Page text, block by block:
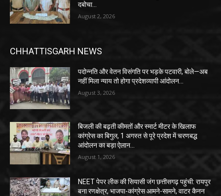
दबोचा…
August 2, 2026
CHHATTISGARH NEWS
पदोन्नति और वेतन विसंगति पर भड़के पटवारी, बोले—अब
नहीं मिला न्याय तो होगा प्रदेशव्यापी आंदोलन…
August 3, 2026
बिजली की बढ़ती कीमतों और स्मार्ट मीटर के खिलाफ
कांग्रेस का बिगुल, 1 अगस्त से पूरे प्रदेश में चरणबद्ध
आंदोलन का बड़ा ऐलान…
August 1, 2026
NEET पेपर लीक की सियासी जंग छत्तीसगढ़ पहुंची: रायपुर
बना रणक्षेत्र, भाजपा-कांग्रेस आमने-सामने, वाटर कैनन